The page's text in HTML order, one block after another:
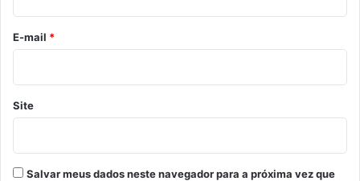
o
*
E-mail *
Site
Salvar meus dados neste navegador para a próxima vez que